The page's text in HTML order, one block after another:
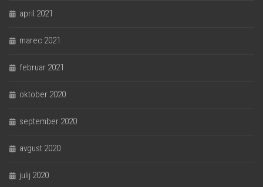
april 2021
marec 2021
februar 2021
oktober 2020
september 2020
avgust 2020
julij 2020